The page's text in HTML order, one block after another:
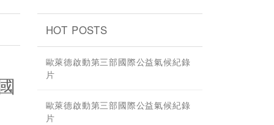
HOT POSTS
歐萊德啟動第三部國際公益氣候紀錄
片
歐萊德啟動第三部國際公益氣候紀錄
片